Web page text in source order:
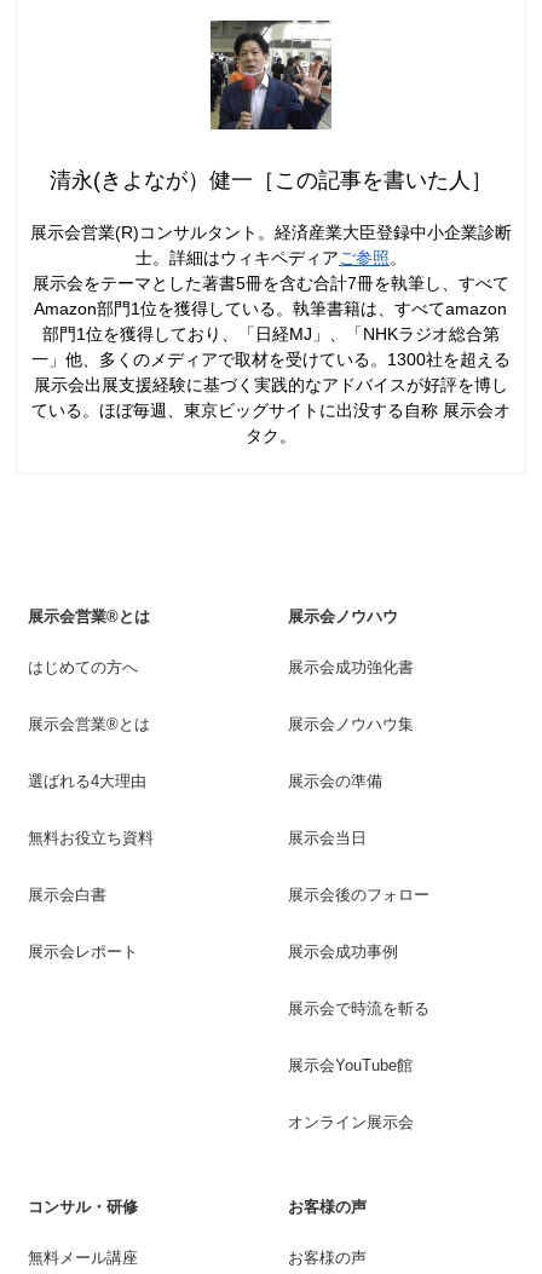
清永(きよなが）健一［この記事を書いた人］
展示会営業(R)コンサルタント。経済産業大臣登録中小企業診断
士。詳細はウィキペディアご参照。
展示会をテーマとした著書5冊を含む合計7冊を執筆し、すべて
Amazon部門1位を獲得している。執筆書籍は、すべてamazon
部門1位を獲得しており、「日経MJ」、「NHKラジオ総合第
一」他、多くのメディアで取材を受けている。1300社を超える
展示会出展支援経験に基づく実践的なアドバイスが好評を博し
ている。ほぼ毎週、東京ビッグサイトに出没する自称 展示会オ
タク。
展示会営業®とは
はじめての方へ
展示会営業®とは
選ばれる4大理由
無料お役立ち資料
展示会白書
展示会レポート
展示会ノウハウ
展示会成功強化書
展示会ノウハウ集
展示会の準備
展示会当日
展示会後のフォロー
展示会成功事例
展示会で時流を斬る
展示会YouTube館
オンライン展示会
コンサル・研修
無料メール講座
お客様の声
お客様の声